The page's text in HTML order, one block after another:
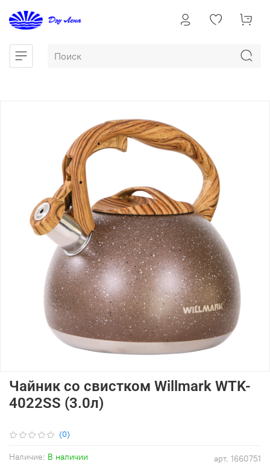
(0)
арт. 1660751
Наличие: В наличии
Чайник со свистком Willmark WTK-
4022SS (3.0л)